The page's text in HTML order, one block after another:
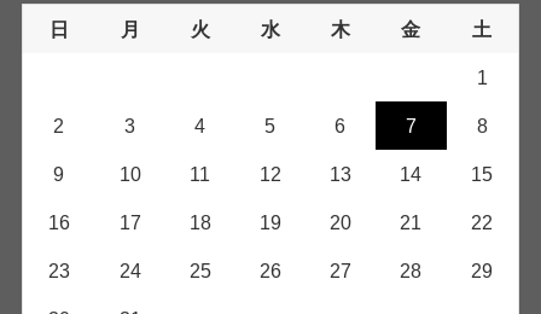
日 月 火 水 木 金 土
1
2 3 4 5 6 7 8
9 10 11 12 13 14 15
16 17 18 19 20 21 22
23 24 25 26 27 28 29